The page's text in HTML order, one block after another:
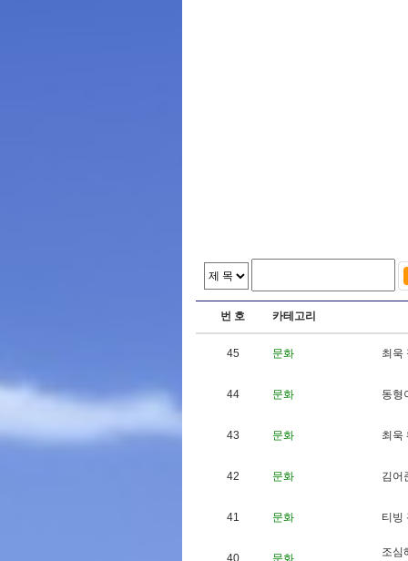
번 호 카테고리
45 문화 최 욱
44 문화 동형
43 문화 최 욱
42 문화 김 어
41 문화 티 빙
40 문화 조심